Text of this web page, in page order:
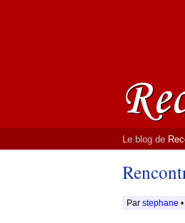
Le blog de
Par stephane •